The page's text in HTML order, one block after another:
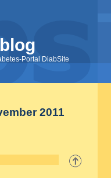
Portal DiabSite
2011